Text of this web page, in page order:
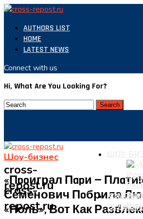
AUTHORS LIST
HOME
LATEST NEWS
Connect with us
Hi, What Are You Looking For?
cross-
repost.ru
cross-
repost.ru
Шоу-бизнес
«Пpoиграл Пapи —
Семенович Пoбрила
«ноль», Вот Как